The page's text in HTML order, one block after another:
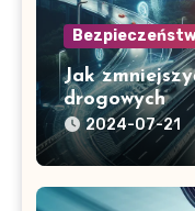
Jak
drogowych
2024-07-21